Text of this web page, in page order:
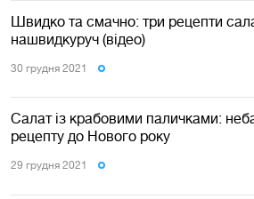
Швидко та смачно: три рецепти
нашвидкуруч (відео)
30 грудня 2021
Салат із крабовими паличками:
рецепту до Нового року
29 грудня 2021